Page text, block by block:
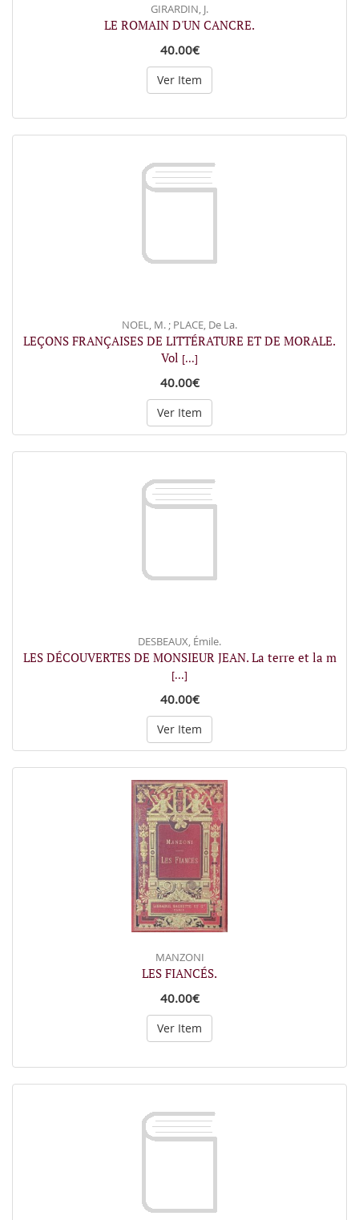
GIRARDIN, J.
LE ROMAIN D'UN CANCRE.
40.00€
Ver Item
NOEL, M. ; PLACE, De La.
LEÇONS FRANÇAISES DE LITTÉRATURE ET DE MORALE.
Vol [...]
40.00€
Ver Item
DESBEAUX, Émile.
LES DÉCOUVERTES DE MONSIEUR JEAN. La terre et la m
[...]
40.00€
Ver Item
MANZONI
LES FIANCÉS.
40.00€
Ver Item